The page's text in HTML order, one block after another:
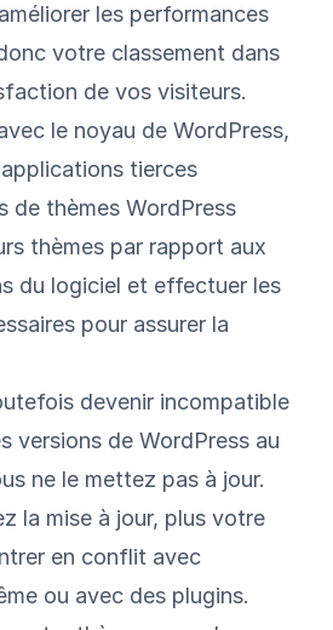
les performances
votre classement dans
de vos visiteurs.
le noyau de WordPress,
tierces
de thèmes WordPress
thèmes par rapport aux
du logiciel et effectuer les
pour assurer la
devenir incompatible
versions de WordPress au
ne le mettez pas à jour.
la mise à jour, plus votre
en conflit avec
ou avec des plugins.